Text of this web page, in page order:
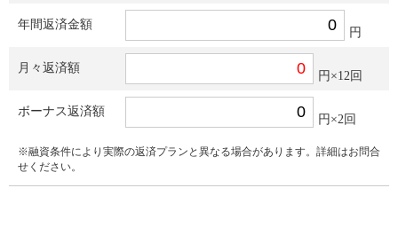
年間返済金額
円
月々返済額
円×12回
ボーナス返済額
円×2回
※融資条件により実際の返済プランと異なる場合があります。詳細はお問合
せください。